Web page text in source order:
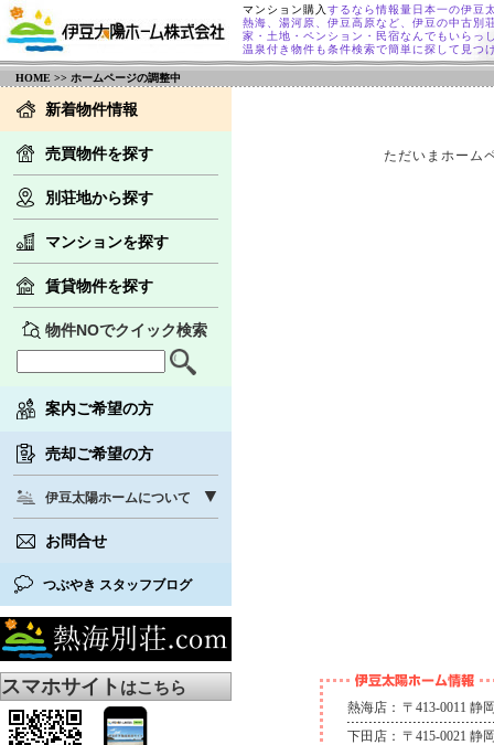
マンション購入 するなら情報量日本一の伊豆
熱海、湯河原、伊豆高原など、伊豆の中古別
家・土地・ペンション・民宿なんでもいらっ
温泉付き物件も条件検索で簡単に探して見つ
HOME >> ホームページの調整中
新着物件情報
売買物件を探す
別荘地から探す
マンションを探す
賃貸物件を探す
物件NOでクイック検索
案内ご希望の方
売却ご希望の方
伊豆太陽ホームについて
お問合せ
つぶやき スタッフブログ
スマホサイトはこちら
ただいまホーム
熱海店： 〒413-0011 静
下田店： 〒415-0021 静